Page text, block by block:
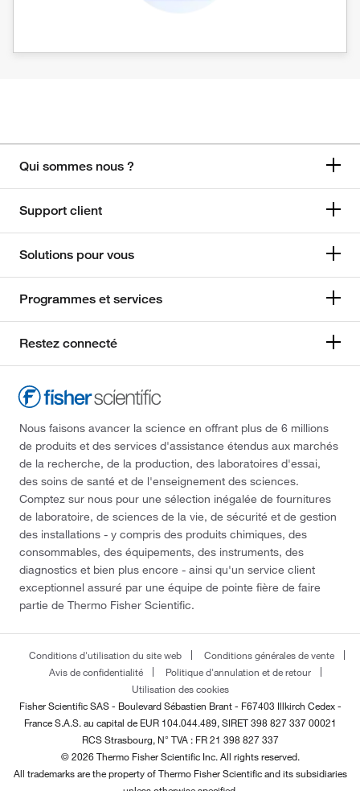
Qui sommes nous ?
Support client
Solutions pour vous
Programmes et services
Restez connecté
Nous faisons avancer la science en offrant plus de 6 millions
de produits et des services d'assistance étendus aux marchés
de la recherche, de la production, des laboratoires d'essai,
des soins de santé et de l'enseignement des sciences.
Comptez sur nous pour une sélection inégalée de fournitures
de laboratoire, de sciences de la vie, de sécurité et de gestion
des installations - y compris des produits chimiques, des
consommables, des équipements, des instruments, des
diagnostics et bien plus encore - ainsi qu'un service client
exceptionnel assuré par une équipe de pointe fière de faire
partie de Thermo Fisher Scientific.
Conditions d'utilisation du site web
Conditions générales de vente
Avis de confidentialité
Politique d'annulation et de retour
Utilisation des cookies
Fisher Scientific SAS - Boulevard Sébastien Brant - F67403 Illkirch Cedex -
FranceS.A.S. au capital de EUR 104.044.489, SIRET 398 827 337 00021
RCS Strasbourg, N° TVA : FR 21 398 827 337
© 2026 Thermo Fisher Scientific Inc. All rights reserved.
All trademarks are the property of Thermo Fisher Scientific and its subsidiaries